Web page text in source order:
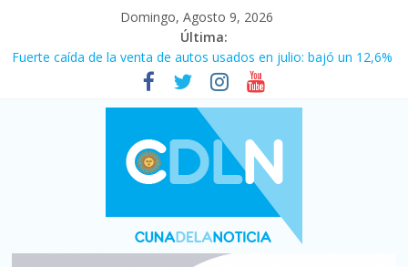
Domingo, Agosto 9, 2026
Última:
Fuerte caída de la venta de autos usados en julio: bajó un 12,6%
El agro argentino logró un récord histórico de exportaciones en
La morosidad alcanzó su nivel más alto en dos décadas y ya
afecta a 400 mil deudores en Santa Fe
Desde que asumió Milei cerraron 41.000 kioscos: el sector
Vacaciones de invierno con más movimiento y consumo
turístico: 4,6 millones de personas viajaron por el país, un 5,9%
más que en 2025